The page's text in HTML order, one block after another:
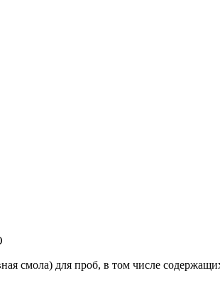
смола) для проб, в том числе